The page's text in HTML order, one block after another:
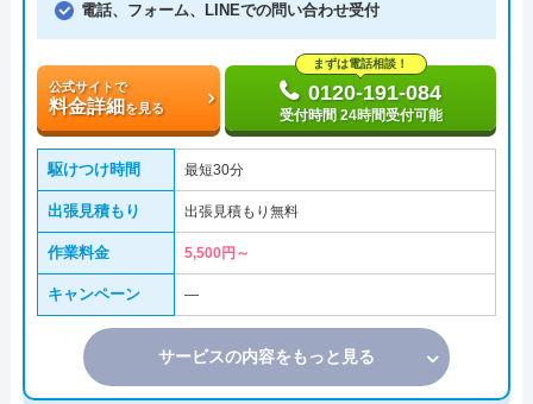
電話、フォーム、LINEでの問い合わせ受付
公式サイトで
料金詳細を見る
まずは電話相談！
0120-191-084
受付時間 24時間受付可能
駆けつけ時間 最短30分
出張見積もり 出張見積もり無料
作業料金 5,500円～
キャンペーン ―
サービスの内容をもっと見る